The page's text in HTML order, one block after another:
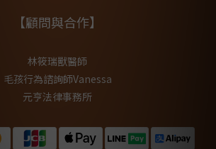
【顧問與合作】
林筱瑞獸醫師
毛孩行為諮詢師Vanessa
元亨法律事務所